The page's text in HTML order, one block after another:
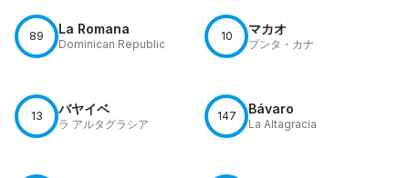
89 La Romana
Dominican Republic
10 マカオ
プンタ・カナ
13 バヤイベ
ラ アルタグラシア
147 Bávaro
La Altagracia